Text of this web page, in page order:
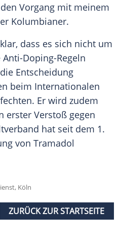
Vorgang mit meinem
Kolumbianer.
dass es sich nicht um
Doping-Regeln
Entscheidung
beim Internationalen
Er wird zudem
erster Verstoß gegen
hat seit dem 1.
von Tramadol
Köln
ZURÜCK ZUR STARTSEITE